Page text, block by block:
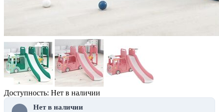
Доступность: Нет в наличии
Нет в наличии